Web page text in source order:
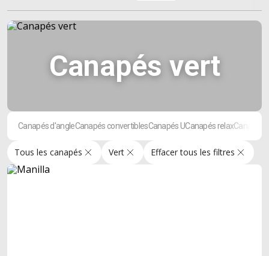
Canapés vert
Canapés d'angleCanapés convertiblesCanapés UCanapés relaxCanapés
Tous les canapés Vert Effacer tous les filtres